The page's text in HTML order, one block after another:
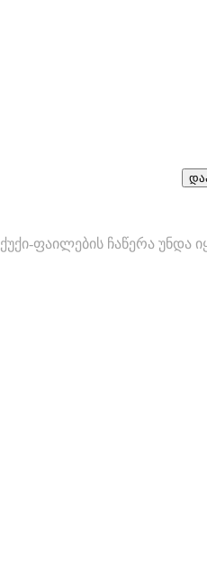
ქუქი-ფაილების ჩაწერა უნდა